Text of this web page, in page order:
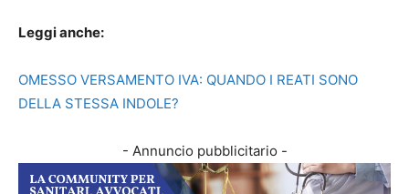
Leggi anche:
OMESSO VERSAMENTO IVA: QUANDO I REATI SONO
DELLA STESSA INDOLE?
- Annuncio pubblicitario -